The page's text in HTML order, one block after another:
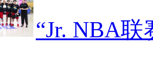
“Jr. NBA